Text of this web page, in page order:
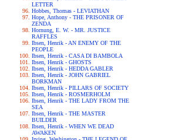
LETTER
Hobbes, Thomas - LEVIATHAN
Hope, Anthony - THE PRISONER OF
ZENDA
Hornung, E. W. - MR. JUSTICE
RAFFLES
Ibsen, Henrik - AN ENEMY OF THE
PEOPLE
Ibsen, Henrik - CASA DI BAMBOLA
Ibsen, Henrik - GHOSTS
Ibsen, Henrik - HEDDA GABLER
Ibsen, Henrik - JOHN GABRIEL
BORKMAN
Ibsen, Henrik - PILLARS OF SOCIETY
Ibsen, Henrik - ROSMERHOLM
Ibsen, Henrik - THE LADY FROM THE
SEA
Ibsen, Henrik - THE MASTER
BUILDER
Ibsen, Henrik - WHEN WE DEAD
AWAKEN